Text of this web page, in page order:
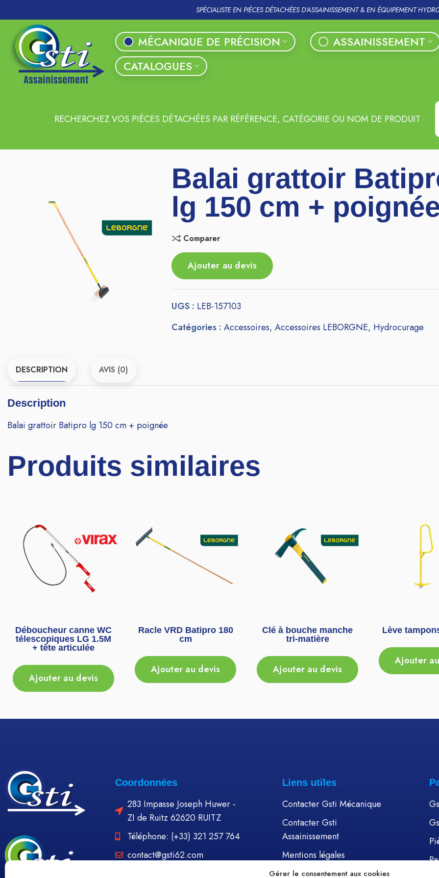
Gérer le consentement aux cookies
SPÉCIALISTE EN PIÈCES DÉTACHÉES D'ASSAINISSEMENT & EN ÉQUIPEMENT
MÉCANIQUE DE PRÉCISION
ASSAINISSEMENT
CATALOGUES
RECHERCHEZ VOS PIÈCES DÉTACHÉES PAR RÉFÉRENCE, CATÉGORIE OU NOM DE PRODUIT
Balai grattoir
lg 150 cm +
Comparer
Ajouter au devis
UGS : LEB-157103
Catégories :Accessoires,Accessoires LEBORGNE, Hydrocurage
DESCRIPTION AVIS (0)
Description
Balai grattoir Batipro lg 150 cm + poignée
Produits similaires
Déboucheur canne WC
télescopiques LG 1.5M
+ tête articulée
Ajouter au devis
Racle VRD Batipro 180
cm
Ajouter au devis
Clé à bouche manche
tri-matière
Ajouter au devis
Lève
Ajouter
Coordonnées
283 Impasse Joseph Huwer -
ZI de Ruitz 62620 RUITZ
Téléphone: (+33) 321 257 764
contact@gsti62.com
Liens utiles
Contacter Gsti Mécanique
Contacter Gsti
Assainissement
Mentions légales
Politique de cookies (UE)